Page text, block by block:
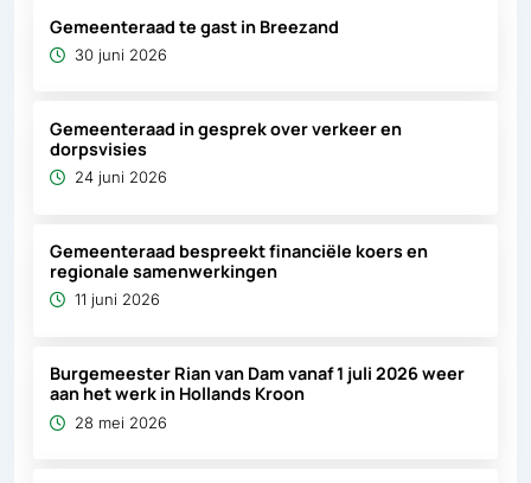
Gemeenteraad te gast in Breezand
30 juni 2026
Gemeenteraad in gesprek over verkeer en
dorpsvisies
24 juni 2026
Gemeenteraad bespreekt financiële koers en
regionale samenwerkingen
11 juni 2026
Burgemeester Rian van Dam vanaf 1 juli 2026 weer
aan het werk in Hollands Kroon
28 mei 2026